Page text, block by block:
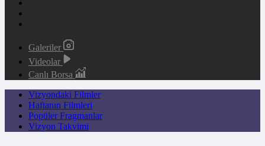
Galeriler
Videolar
Canlı Borsa
Vizyondaki Filmler
Haftanın Filmleri
Popüler Fragmanlar
Vizyon Takvimi